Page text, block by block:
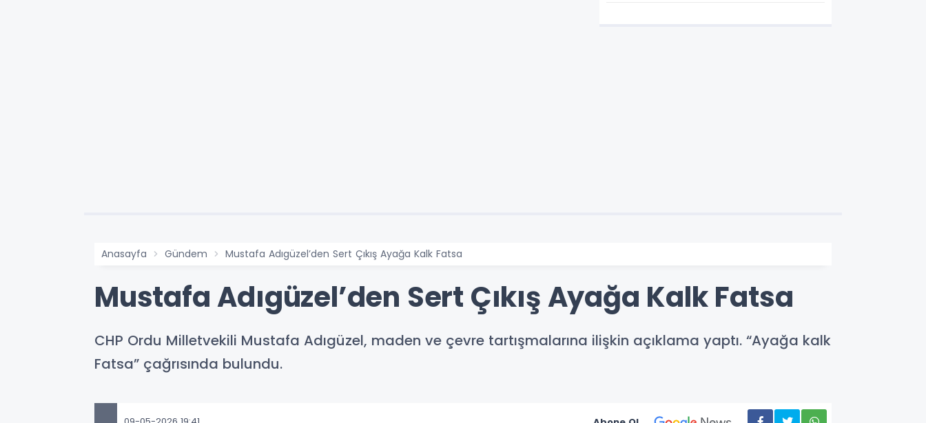
Anasayfa Gündem Mustafa Adıgüzel’den Sert Çıkış Ayağa Kalk Fatsa
Mustafa Adıgüzel’den Sert Çıkış Ayağa Kalk Fatsa
CHP Ordu Milletvekili Mustafa Adıgüzel, maden ve çevre tartışmalarına ilişkin açıklama yaptı. “Ayağa kalk
Fatsa” çağrısında bulundu.